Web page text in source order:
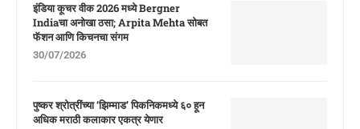
इंडिया कूचर वीक 2026 मध्ये Bergner
Indiaचा अनोखा ठसा; Arpita Mehta सोबत
फॅशन आणि किचनचा संगम
30/07/2026
पुष्कर श्रोत्रींच्या ‘झिम्माड’ पिकनिकमध्ये ६० हून
अधिक मराठी कलाकार एकत्र येणार